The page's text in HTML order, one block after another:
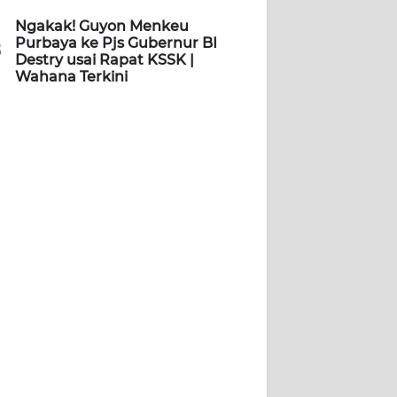
Ngakak! Guyon Menkeu
Purbaya ke Pjs Gubernur BI
Destry usai Rapat KSSK |
Wahana Terkini